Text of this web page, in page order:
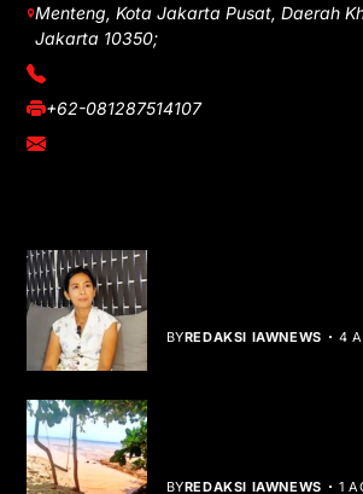
Menteng, Kota Jakarta Pusat, Daerah
Jakarta 10350;
(021) 3908026
+62-081287514107
adm@iawnews.com
BYREDAKSI IAWNEWS 4
BYREDAKSI IAWNEWS 1